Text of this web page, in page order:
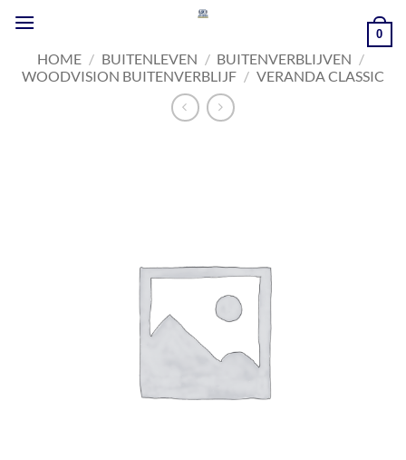
naar
inhoud
0
HOME / BUITENLEVEN / BUITENVERBLIJVEN /
WOODVISION BUITENVERBLIJF / VERANDA CLASSIC